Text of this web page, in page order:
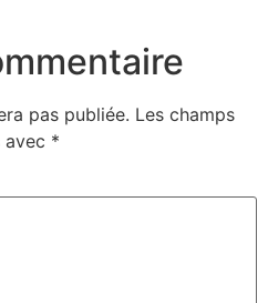
pas publiée. Les champs
*